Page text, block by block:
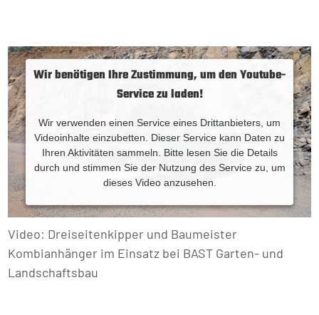
Wir benötigen Ihre Zustimmung, um den Youtube-
Service zu laden!
Wir verwenden einen Service eines Drittanbieters, um
Videoinhalte einzubetten. Dieser Service kann Daten zu
Ihren Aktivitäten sammeln. Bitte lesen Sie die Details
durch und stimmen Sie der Nutzung des Service zu, um
dieses Video anzusehen.
Mehr Informationen
Akzeptieren
Video: Dreiseitenkipper und Baumeister
Kombianhänger im Einsatz bei BAST Garten- und
Landschaftsbau